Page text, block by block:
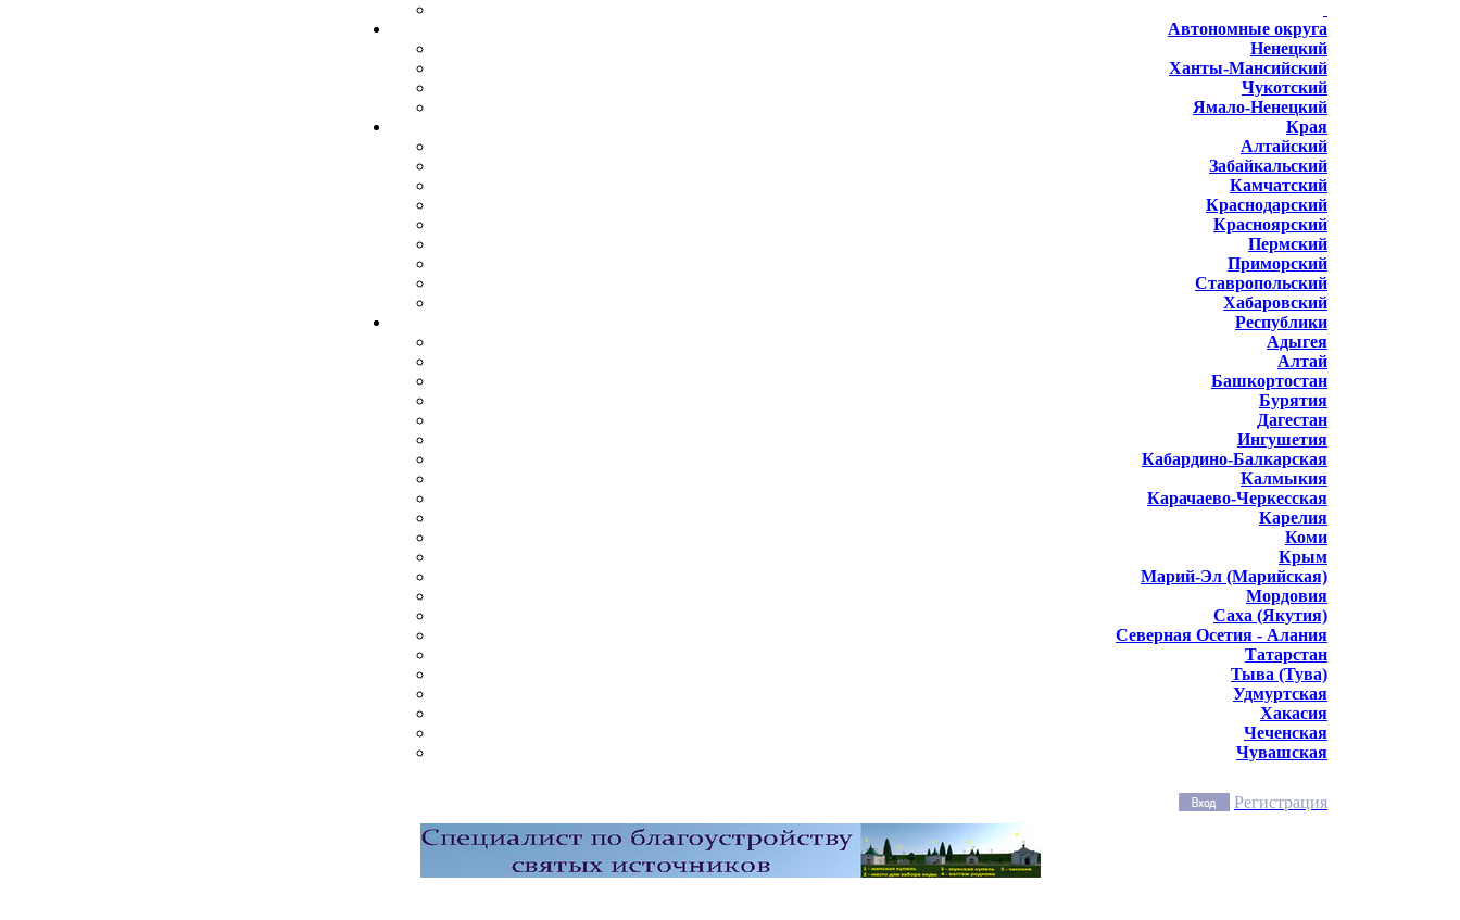
Автономные округа
Ненецкий
Ханты-Мансийский
Чукотский
Ямало-Ненецкий
Края
Алтайский
Забайкальский
Камчатский
Краснодарский
Красноярский
Пермский
Приморский
Ставропольский
Хабаровский
Республики
Адыгея
Алтай
Башкортостан
Бурятия
Дагестан
Ингушетия
Кабардино-Балкарская
Калмыкия
Карачаево-Черкесская
Карелия
Коми
Крым
Марий-Эл (Марийская)
Мордовия
Саха (Якутия)
Северная Осетия - Алания
Татарстан
Тыва (Тува)
Удмуртская
Хакасия
Чеченская
Чувашская
Регистрация